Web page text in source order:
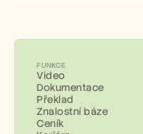
FUNKCE
Video
Dokumentace
Překlad
Znalostní báze
Ceník